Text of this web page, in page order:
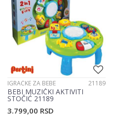
IGRAČKE ZA BEBE 21189
BEBI MUZIČKI AKTIVITI
STOČIĆ 21189
3.799,00 RSD